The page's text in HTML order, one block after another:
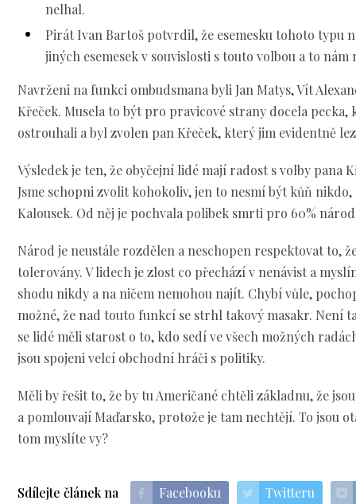
nelhal.
Pirát Ivan Bartoš potvrdil, že esemesku tohoto typu
jiných esemesek v souvislosti s touto volbou a to
Navrženi na funkci ombudsmana byli Jan Matys, Vít
Křeček. Musela to být pro pravicové strany docela
ostrouhali a byl zvolen pan Křeček, který jim evidentně
Výsledek je ten, že obyčejní lidé mají radost s volby pana
Jsme schopni zvolit kohokoliv, jen to nesmí být kůň
Kalousek. Od něj je pochvala polibek smrti pro 60%
Národ je neustále rozdělen a neschopen respektovat to,
tolerovány. V lidech je zlost co přechází v nenávist a
shodu nikdy a na ničem nemohou najít. Chybí vůle,
možné, že nad touto funkcí se strhl takový masakr. Není
se lidé měli starost o to, kdo sedí ve všech možných
jsou spojeni velcí obchodní hráči s politiky.
Měli by řešit to, že by tu Američané chtěli základnu, že
a pomlouvají Maďarsko, protože je tam nechtějí. To jsou
tom myslíte vy?
Sdílejte článek na Facebooku Twitteru